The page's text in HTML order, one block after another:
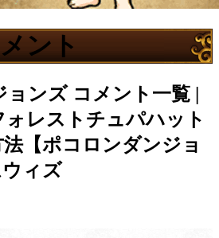
ント
ョンズ コメント一覧 |
ォレストチュパハット
【ポコロンダンジョ
ィズ